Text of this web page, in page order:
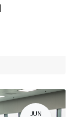
JUN